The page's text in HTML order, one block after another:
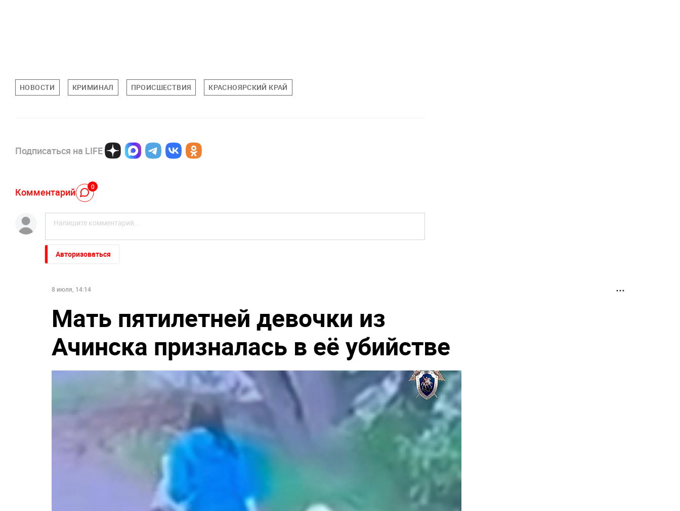
НОВОСТИ КРИМИНАЛ ПРОИСШЕСТВИЯ КРАСНОЯРСКИЙ КРАЙ
Подписаться на LIFE
Комментарий 0
Авторизоваться
8 июля, 14:14
Мать пятилетней девочки из
Ачинска призналась в её убийстве